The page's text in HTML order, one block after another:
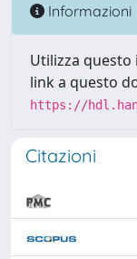
Informazioni
Utilizza
link a questo
https://
Citazioni